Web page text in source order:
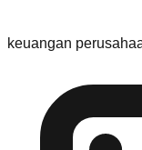
keuangan